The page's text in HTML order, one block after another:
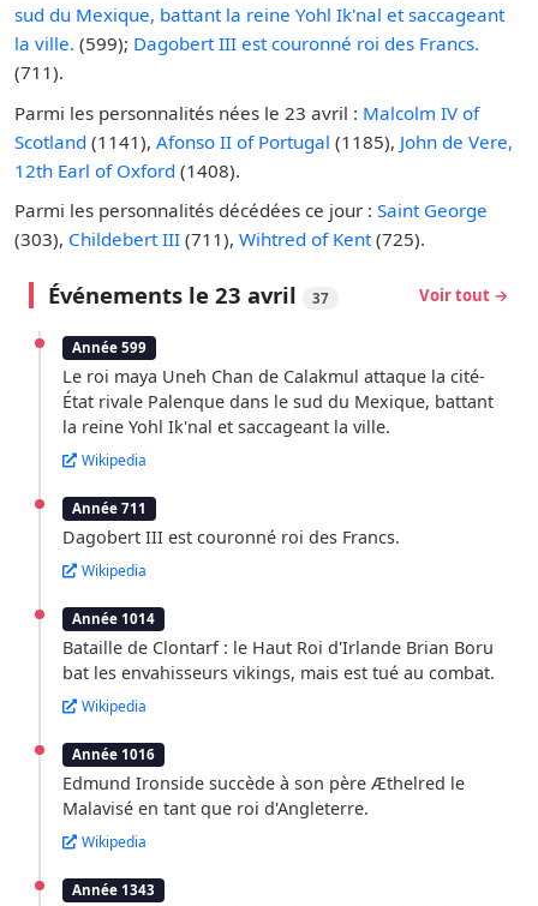
sud du Mexique, battant la reine Yohl Ik'nal et saccageant
la ville. (599); Dagobert III est couronné roi des Francs.
(711).
Parmi les personnalités nées le 23 avril : Malcolm IV of
Scotland (1141), Afonso II of Portugal (1185), John de Vere,
12th Earl of Oxford (1408).
Parmi les personnalités décédées ce jour : Saint George
(303), Childebert III (711), Wihtred of Kent(725).
Événements le 23 avril 37 Voir tout →
Année 599
Le roi maya Uneh Chan de Calakmul attaque la cité-
État rivale Palenque dans le sud du Mexique, battant
la reine Yohl Ik'nal et saccageant la ville.
Wikipedia
Année 711
Dagobert III est couronné roi des Francs.
Wikipedia
Année 1014
Bataille de Clontarf : le Haut Roi d'Irlande Brian Boru
bat les envahisseurs vikings, mais est tué au combat.
Wikipedia
Année 1016
Edmund Ironside succède à son père Æthelred le
Malavisé en tant que roi d'Angleterre.
Wikipedia
Année 1343